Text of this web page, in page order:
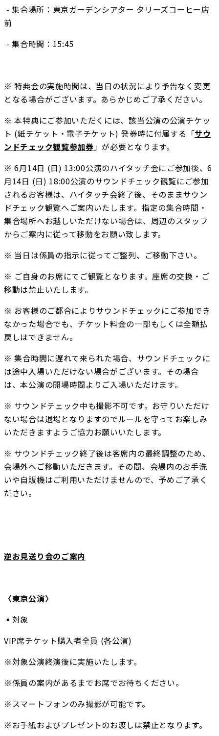
前
- 集合時間：15:45
※ 特典会の実施時間は、当日の状況により予告なく変更
となる場合がございます。あらかじめご了承ください。
※ 本特典にご参加いただくには、該当公演の公演チケッ
ト (紙チケット・電子チケット) 発券時に付属する「サウ
ンドチェック観覧参加券」が必要となります。
※ 6月14日 (日) 13:00公演のハイタッチ会にご参加後、6
月14日 (日) 18:00公演のサウンドチェック観覧にご参加
されるお客様は、ハイタッチ会終了後、そのままサウン
ドチェック観覧へご案内いたします。指定の集合時間・
集合場所へお越しいただけない場合は、周辺のスタッフ
からご案内に従って移動をお願い致します。
※ 当日は係員の指示に従ってご整列、ご移動下さい。
※ ご自身のお席にてご観覧となります。座席の交換・ご
移動は禁止いたします。
※ お客様のご都合によりサウンドチェックにご参加でき
なかった場合でも、チケット料金の一部もしくは全額払
戻しはできません。
※ 集合時間に遅れて来られた場合、サウンドチェックに
は途中入場いただけない場合がございます。その場合
は、本公演の開場時間よりご入場いただけます。
※ サウンドチェック中も撮影不可です。お守りいただけ
ない場合は退場となりますのでルールを守ってお楽しみ
いただきますようご協力お願いいたします。
※ サウンドチェック終了後は客席内の最終調整のため、
会場外へご移動いただきます。その間、会場内のお手洗
いや自販機はご利用いただけませんので、予めご了承く
ださい。
逆お見送り会のご案内
〈東京公演〉
▪️対象
VIP席チケット購入者全員 (各公演)
※対象公演終演後に実施いたします。
※係員の案内があるまでお席でお待ちください。
※スマートフォンのみ撮影が可能です。
※お手紙およびプレゼントのお渡しは禁止となります。